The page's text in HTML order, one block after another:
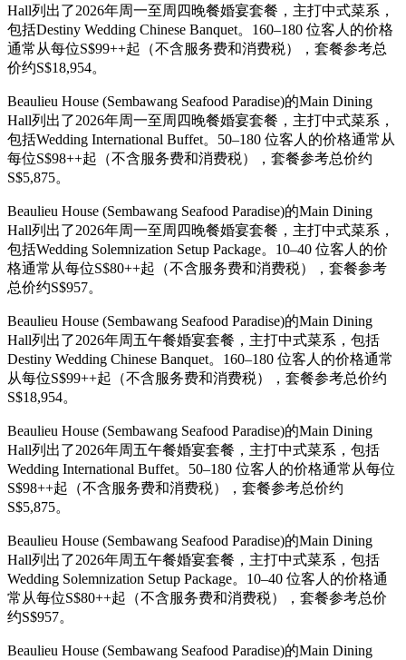
Hall列出了2026年周一至周四晚餐婚宴套餐，主打中式菜系，
包括Destiny Wedding Chinese Banquet。160–180 位客人的价格
通常从每位S$99++起（不含服务费和消费税），套餐参考总
价约S$18,954。
Beaulieu House (Sembawang Seafood Paradise)的Main Dining
Hall列出了2026年周一至周四晚餐婚宴套餐，主打中式菜系，
包括Wedding International Buffet。50–180 位客人的价格通常从
每位S$98++起（不含服务费和消费税），套餐参考总价约
S$5,875。
Beaulieu House (Sembawang Seafood Paradise)的Main Dining
Hall列出了2026年周一至周四晚餐婚宴套餐，主打中式菜系，
包括Wedding Solemnization Setup Package。10–40 位客人的价
格通常从每位S$80++起（不含服务费和消费税），套餐参考
总价约S$957。
Beaulieu House (Sembawang Seafood Paradise)的Main Dining
Hall列出了2026年周五午餐婚宴套餐，主打中式菜系，包括
Destiny Wedding Chinese Banquet。160–180 位客人的价格通常
从每位S$99++起（不含服务费和消费税），套餐参考总价约
S$18,954。
Beaulieu House (Sembawang Seafood Paradise)的Main Dining
Hall列出了2026年周五午餐婚宴套餐，主打中式菜系，包括
Wedding International Buffet。50–180 位客人的价格通常从每位
S$98++起（不含服务费和消费税），套餐参考总价约
S$5,875。
Beaulieu House (Sembawang Seafood Paradise)的Main Dining
Hall列出了2026年周五午餐婚宴套餐，主打中式菜系，包括
Wedding Solemnization Setup Package。10–40 位客人的价格通
常从每位S$80++起（不含服务费和消费税），套餐参考总价
约S$957。
Beaulieu House (Sembawang Seafood Paradise)的Main Dining